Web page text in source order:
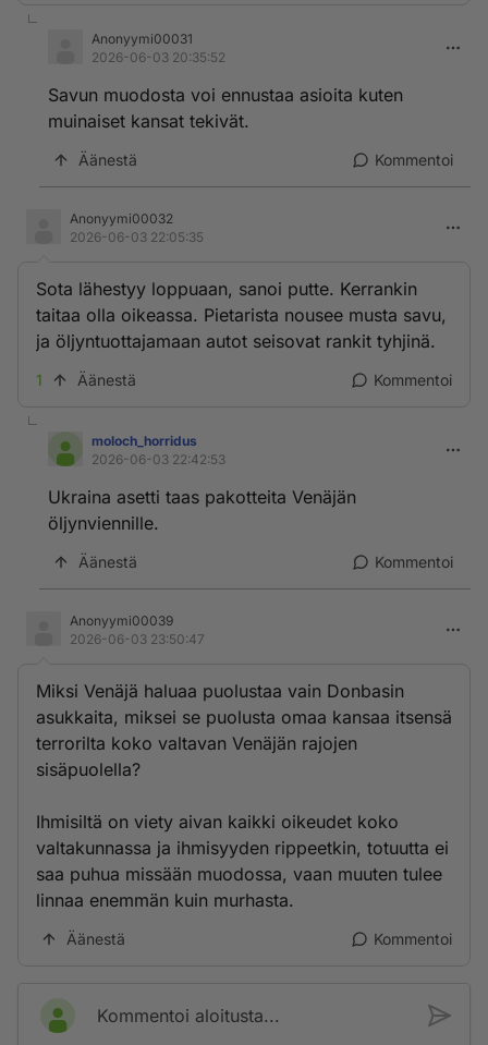
Anonyymi00031
2026-06-03 20:35:52
Savun muodosta voi ennustaa asioita kuten
muinaiset kansat tekivät.
Äänestä Kommentoi
Anonyymi00032
2026-06-03 22:05:35
Sota lähestyy loppuaan, sanoi putte. Kerrankin
taitaa olla oikeassa. Pietarista nousee musta savu,
ja öljyntuottajamaan autot seisovat rankit tyhjinä.
1 Äänestä Kommentoi
moloch_horridus
2026-06-03 22:42:53
Ukraina asetti taas pakotteita Venäjän
öljynviennille.
Äänestä Kommentoi
Anonyymi00039
2026-06-03 23:50:47
Miksi Venäjä haluaa puolustaa vain Donbasin
asukkaita, miksei se puolusta omaa kansaa itsensä
terrorilta koko valtavan Venäjän rajojen
sisäpuolella?
Ihmisiltä on viety aivan kaikki oikeudet koko
valtakunnassa ja ihmisyyden rippeetkin, totuutta ei
saa puhua missään muodossa, vaan muuten tulee
linnaa enemmän kuin murhasta.
Äänestä Kommentoi
Kommentoi aloitusta...